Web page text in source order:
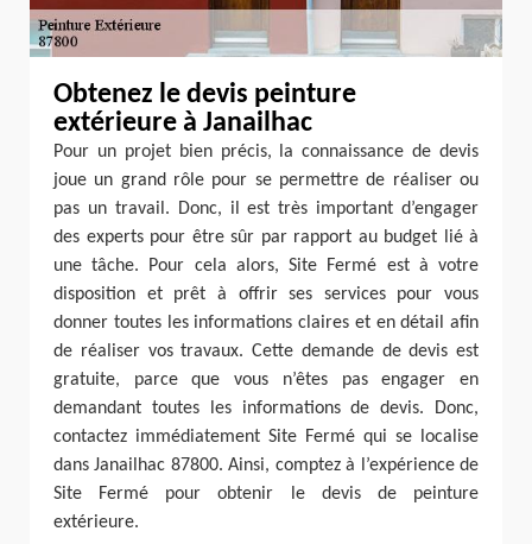
Obtenez le devis peinture
extérieure à Janailhac
Pour un projet bien précis, la connaissance de devis
joue un grand rôle pour se permettre de réaliser ou
pas un travail. Donc, il est très important d’engager
des experts pour être sûr par rapport au budget lié à
une tâche. Pour cela alors, Site Fermé est à votre
disposition et prêt à offrir ses services pour vous
donner toutes les informations claires et en détail afin
de réaliser vos travaux. Cette demande de devis est
gratuite, parce que vous n’êtes pas engager en
demandant toutes les informations de devis. Donc,
contactez immédiatement Site Fermé qui se localise
dans Janailhac 87800. Ainsi, comptez à l’expérience de
Site Fermé pour obtenir le devis de peinture
extérieure.